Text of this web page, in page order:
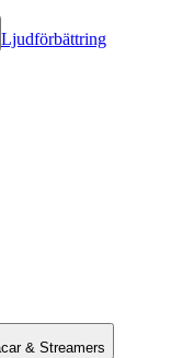
Ljudförbättring
& Streamers